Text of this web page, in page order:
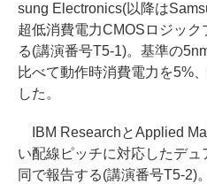
sung Electronics(以降は
超低消費電力CMOSロジッ
る(講演番号T5-1)。基準の
比べて動作時消費電力を5%
した。
IBM ResearchとApplied
い配線ピッチに対応したデ
同で報告する(講演番号T5-2)